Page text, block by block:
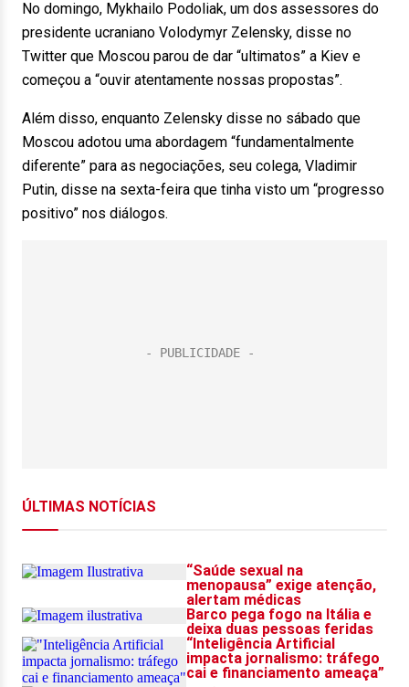
No domingo, Mykhailo Podoliak, um dos assessores do
presidente ucraniano Volodymyr Zelensky, disse no
Twitter que Moscou parou de dar “ultimatos” a Kiev e
começou a “ouvir atentamente nossas propostas”.
Além disso, enquanto Zelensky disse no sábado que
Moscou adotou uma abordagem “fundamentalmente
diferente” para as negociações, seu colega, Vladimir
Putin, disse na sexta-feira que tinha visto um “progresso
positivo” nos diálogos.